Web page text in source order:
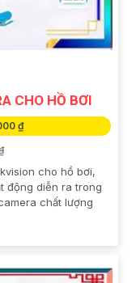
CHO HỒ BƠI
₫
cho hồ bơi,
động diễn ra trong
chất lượng